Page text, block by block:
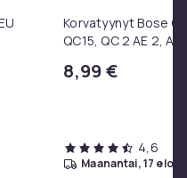
Korvatyynyt Bose
QC15, QC 2 AE 2, AE
8,99 €
4,6
maanantai, 17 elo